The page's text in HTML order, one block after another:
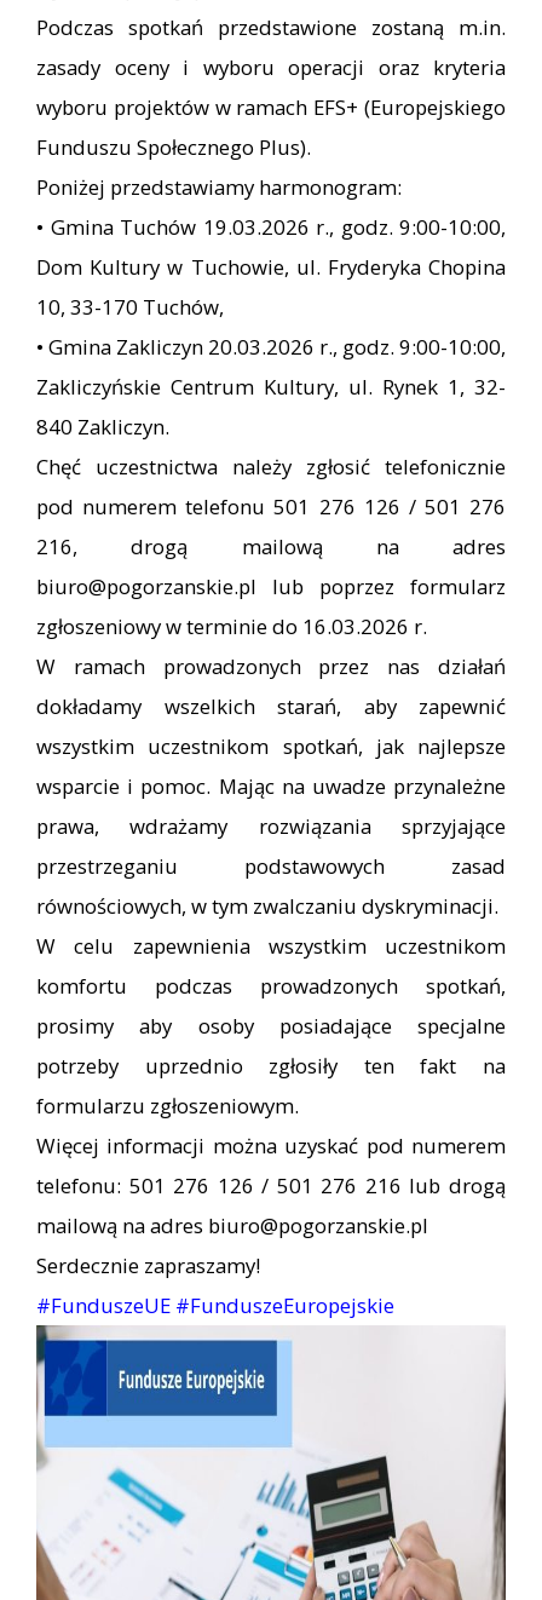
Podczas spotkań przedstawione zostaną m.in.
zasady oceny i wyboru operacji oraz kryteria
wyboru projektów w ramach EFS+ (Europejskiego
Funduszu Społecznego Plus).
Poniżej przedstawiamy harmonogram:
• Gmina Tuchów 19.03.2026 r., godz. 9:00-10:00,
Dom Kultury w Tuchowie, ul. Fryderyka Chopina
10, 33-170 Tuchów,
• Gmina Zakliczyn 20.03.2026 r., godz. 9:00-10:00,
Zakliczyńskie Centrum Kultury, ul. Rynek 1, 32-
840 Zakliczyn.
Chęć uczestnictwa należy zgłosić telefonicznie
pod numerem telefonu 501 276 126 / 501 276
216, drogą mailową na adres
biuro@pogorzanskie.pl lub poprzez formularz
zgłoszeniowy w terminie do 16.03.2026 r.
W ramach prowadzonych przez nas działań
dokładamy wszelkich starań, aby zapewnić
wszystkim uczestnikom spotkań, jak najlepsze
wsparcie i pomoc. Mając na uwadze przynależne
prawa, wdrażamy rozwiązania sprzyjające
przestrzeganiu podstawowych zasad
równościowych, w tym zwalczaniu dyskryminacji.
W celu zapewnienia wszystkim uczestnikom
komfortu podczas prowadzonych spotkań,
prosimy aby osoby posiadające specjalne
potrzeby uprzednio zgłosiły ten fakt na
formularzu zgłoszeniowym.
Więcej informacji można uzyskać pod numerem
telefonu: 501 276 126 / 501 276 216 lub drogą
mailową na adres biuro@pogorzanskie.pl
Serdecznie zapraszamy!
#FunduszeUE #FunduszeEuropejskie